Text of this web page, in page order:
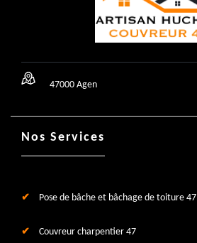
47000 Agen
Nos Services
Pose de bâche et bâchage de toiture 47
Couvreur charpentier 47